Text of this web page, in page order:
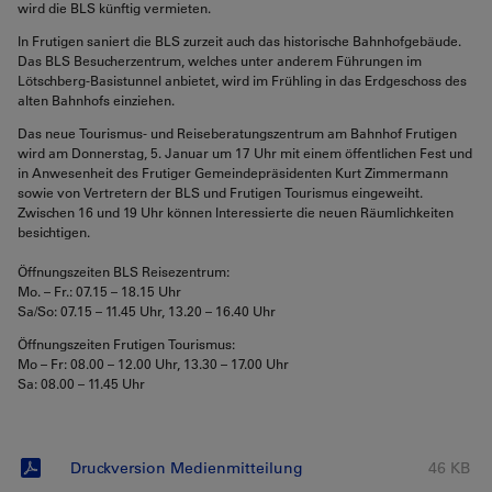
wird die BLS künftig vermieten.
In Frutigen saniert die BLS zurzeit auch das historische Bahnhofgebäude.
Das BLS Besucherzentrum, welches unter anderem Führungen im
Lötschberg-Basistunnel anbietet, wird im Frühling in das Erdgeschoss des
alten Bahnhofs einziehen.
Das neue Tourismus- und Reiseberatungszentrum am Bahnhof Frutigen
wird am Donnerstag, 5. Januar um 17 Uhr mit einem öffentlichen Fest und
in Anwesenheit des Frutiger Gemeindepräsidenten Kurt Zimmermann
sowie von Vertretern der BLS und Frutigen Tourismus eingeweiht.
Zwischen 16 und 19 Uhr können Interessierte die neuen Räumlichkeiten
besichtigen.
Öffnungszeiten BLS Reisezentrum:
Mo. – Fr.: 07.15 – 18.15 Uhr
Sa/So: 07.15 – 11.45 Uhr, 13.20 – 16.40 Uhr
Öffnungszeiten Frutigen Tourismus:
Mo – Fr: 08.00 – 12.00 Uhr, 13.30 – 17.00 Uhr
Sa: 08.00 – 11.45 Uhr
46 KB
Druckversion Medienmitteilung